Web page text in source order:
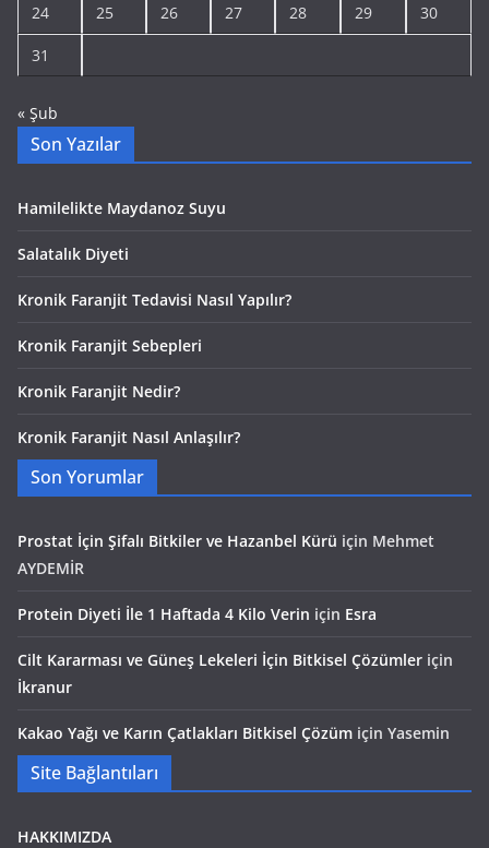
24 25 26 27 28 29 30
31
« Şub
Son Yazılar
Hamilelikte Maydanoz Suyu
Salatalık Diyeti
Kronik Faranjit Tedavisi Nasıl Yapılır?
Kronik Faranjit Sebepleri
Kronik Faranjit Nedir?
Kronik Faranjit Nasıl Anlaşılır?
Son Yorumlar
Prostat İçin Şifalı Bitkiler ve Hazanbel Kürü için Mehmet
AYDEMİR
Protein Diyeti İle 1 Haftada 4 Kilo Verin için Esra
Cilt Kararması ve Güneş Lekeleri İçin Bitkisel Çözümler için
İkranur
Kakao Yağı ve Karın Çatlakları Bitkisel Çözüm için Yasemin
Site Bağlantıları
HAKKIMIZDA